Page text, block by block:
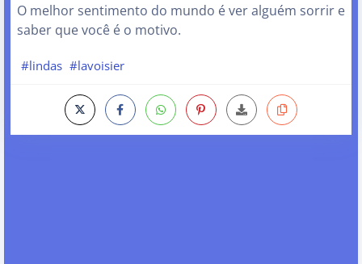
O melhor sentimento do mundo é ver alguém sorrir e
saber que você é o motivo.
#lindas #lavoisier